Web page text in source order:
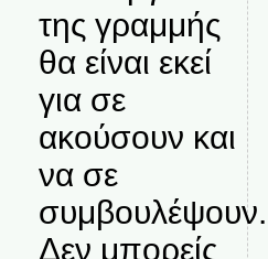
της γραμμής
θα είναι εκεί
για σε
ακούσουν και
να σε
συμβουλέψουν.
Δεν μπορείς